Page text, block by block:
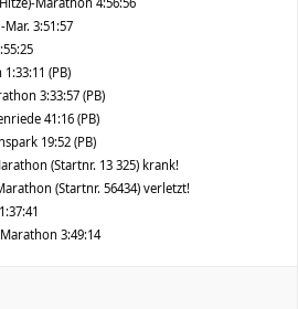
3:51:57
(PB)
3:33:57 (PB)
41:16 (PB)
19:52 (PB)
(Startnr. 13 325) krank!
(Startnr. 56434) verletzt!
3:49:14